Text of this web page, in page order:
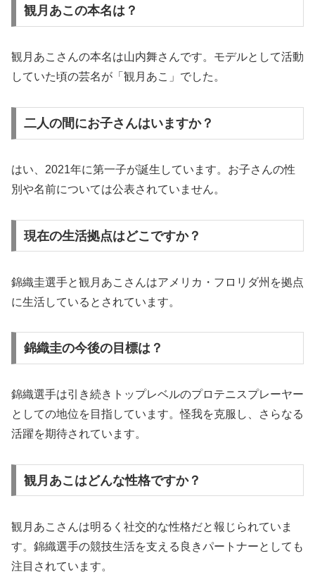
観月あこの本名は？
観月あこさんの本名は山内舞さんです。モデルとして活動
していた頃の芸名が「観月あこ」でした。
二人の間にお子さんはいますか？
はい、2021年に第一子が誕生しています。お子さんの性
別や名前については公表されていません。
現在の生活拠点はどこですか？
錦織圭選手と観月あこさんはアメリカ・フロリダ州を拠点
に生活しているとされています。
錦織圭の今後の目標は？
錦織選手は引き続きトップレベルのプロテニスプレーヤー
としての地位を目指しています。怪我を克服し、さらなる
活躍を期待されています。
観月あこはどんな性格ですか？
観月あこさんは明るく社交的な性格だと報じられていま
す。錦織選手の競技生活を支える良きパートナーとしても
注目されています。